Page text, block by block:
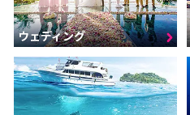
ウェディング